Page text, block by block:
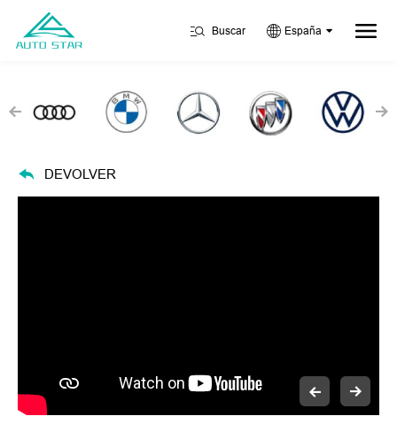
Buscar España
DEVOLVER